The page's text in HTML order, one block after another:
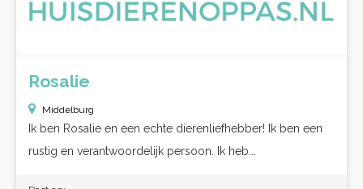
Rosalie
Middelburg
Ik ben Rosalie en een echte dierenliefhebber! Ik ben een
rustig en verantwoordelijk persoon. Ik heb...